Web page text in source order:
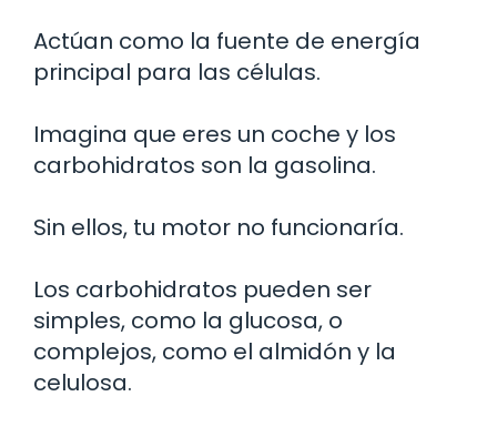
Actúan como la fuente de energía
principal para las células.
Imagina que eres un coche y los
carbohidratos son la gasolina.
Sin ellos, tu motor no funcionaría.
Los carbohidratos pueden ser
simples, como la glucosa, o
complejos, como el almidón y la
celulosa.